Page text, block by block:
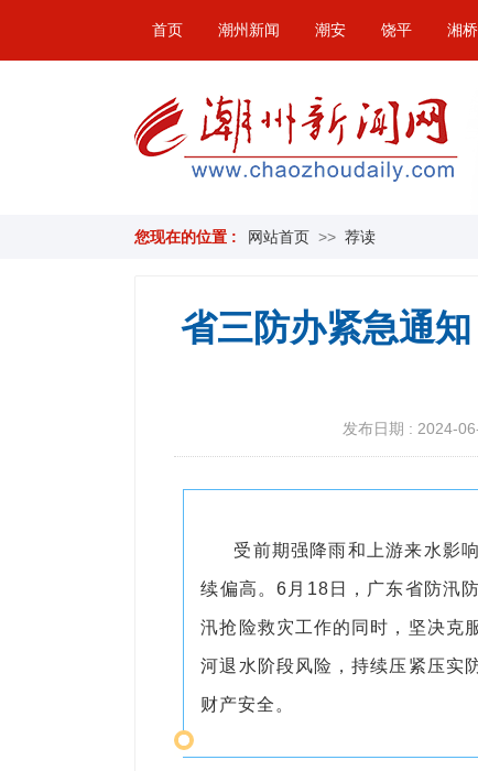
首页 潮州新闻 潮安 饶平 湘桥
您现在的位置 : 网站首页 >> 荐读
省三防办紧急通
发布日期 : 2024-
受前期强降雨和上游来水影
续偏高。6月18日，广东省防汛
汛抢险救灾工作的同时，坚决克
河退水阶段风险，持续压紧压实
财产安全。